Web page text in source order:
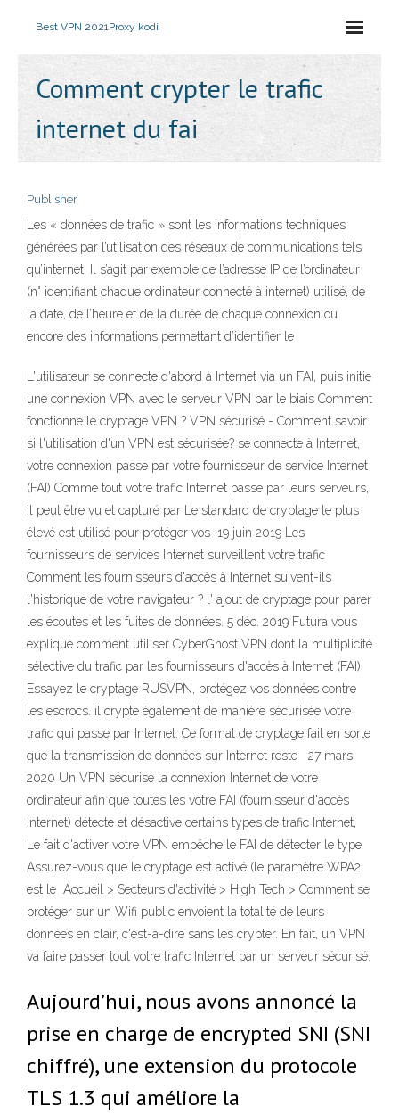
Best VPN 2021Proxy kodi
Comment crypter le trafic
internet du fai
Publisher
Les « données de trafic » sont les informations techniques
générées par l’utilisation des réseaux de communications tels
qu’internet. Il s’agit par exemple de l’adresse IP de l’ordinateur
(n° identifiant chaque ordinateur connecté à internet) utilisé, de
la date, de l’heure et de la durée de chaque connexion ou
encore des informations permettant d’identifier le
L'utilisateur se connecte d'abord à Internet via un FAI, puis initie
une connexion VPN avec le serveur VPN par le biais Comment
fonctionne le cryptage VPN ? VPN sécurisé - Comment savoir
si l'utilisation d'un VPN est sécurisée? se connecte à Internet,
votre connexion passe par votre fournisseur de service Internet
(FAI) Comme tout votre trafic Internet passe par leurs serveurs,
il peut être vu et capturé par Le standard de cryptage le plus
élevé est utilisé pour protéger vos 19 juin 2019 Les
fournisseurs de services Internet surveillent votre trafic
Comment les fournisseurs d'accès à Internet suivent-ils
l'historique de votre navigateur ? l' ajout de cryptage pour parer
les écoutes et les fuites de données. 5 déc. 2019 Futura vous
explique comment utiliser CyberGhost VPN dont la multiplicité
sélective du trafic par les fournisseurs d'accès à Internet (FAI).
Essayez le cryptage RUSVPN, protégez vos données contre
les escrocs. il crypte également de manière sécurisée votre
trafic qui passe par Internet. Ce format de cryptage fait en sorte
que la transmission de données sur Internet reste 27 mars
2020 Un VPN sécurise la connexion Internet de votre
ordinateur afin que toutes les votre FAI (fournisseur d'accès
Internet) détecte et désactive certains types de trafic Internet,
Le fait d'activer votre VPN empêche le FAI de détecter le type
Assurez-vous que le cryptage est activé (le paramètre WPA2
est le Accueil > Secteurs d'activité > High Tech > Comment se
protéger sur un Wifi public envoient la totalité de leurs
données en clair, c'est-à-dire sans les crypter. En fait, un VPN
va faire passer tout votre trafic Internet par un serveur sécurisé.
Aujourd’hui, nous avons annoncé la
prise en charge de encrypted SNI (SNI
chiffré), une extension du protocole
TLS 1.3 qui améliore la